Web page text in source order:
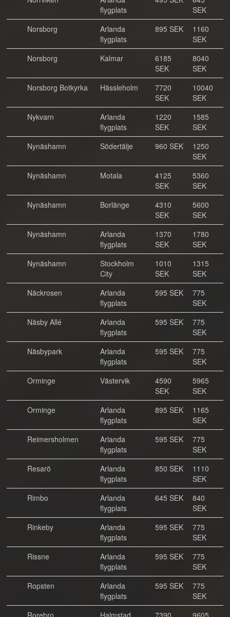
flygplats
SEK
Norsborg
Arlanda
flygplats
895 SEK
1160
SEK
Norsborg
Kalmar
6185
SEK
8040
SEK
Norsborg Botkyrka
Hässleholm
7720
SEK
10040
SEK
Nykvarn
Arlanda
flygplats
1220
SEK
1585
SEK
Nynäshamn
Södertälje 960 SEK
1250
SEK
Nynäshamn
Motala
4125
SEK
5360
SEK
Nynäshamn
Borlänge
4310
SEK
5600
SEK
Nynäshamn
Arlanda
flygplats
1370
SEK
1780
SEK
Nynäshamn
Stockholm
City
1010
SEK
1315
SEK
Näckrosen
Arlanda
flygplats
595 SEK
775
SEK
Näsby Allé
Arlanda
flygplats
595 SEK
775
SEK
Näsbypark
Arlanda
flygplats
595 SEK
775
SEK
Orminge
Västervik
4590
SEK
5965
SEK
Orminge
Arlanda
flygplats
895 SEK
1165
SEK
Reimersholmen
Arlanda
flygplats
595 SEK
775
SEK
Resarö
Arlanda
flygplats
850 SEK
1110
SEK
Rimbo
Arlanda
flygplats
645 SEK
840
SEK
Rinkeby
Arlanda
flygplats
595 SEK
775
SEK
Rissne
Arlanda
flygplats
595 SEK
775
SEK
Ropsten
Arlanda
flygplats
595 SEK
775
SEK
Rorebro
Halmstad 7390 9605